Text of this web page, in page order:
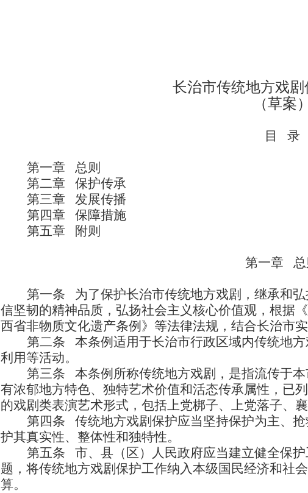
长治市传统地方戏剧
（草案）
目 录
第一章 总则
第二章 保护传承
第三章 发展传播
第四章 保障措施
第五章 附则
第一章 总
第一条
为了保护长治市传统地方戏剧，继承和
信坚韧的精神品质，弘扬社会主义核心价值观，根据
西省非物质文化遗产条例》等法律法规，结合长治市实
第二条
本条例适用于长治市行政区域内传统地
利用等活动。
第三条
本条例所称传统地方戏剧，是指流传于
有浓郁地方特色、独特艺术价值和活态传承属性，已
的戏剧类表演艺术形式，包括上党梆子、上党落子、
第四条
传统地方戏剧保护应当坚持保护为主、
护其真实性、整体性和独特性。
第五条
市、县（区）人民政府应当建立健全保
题，将传统地方戏剧保护工作纳入本级国民经济和社
算。